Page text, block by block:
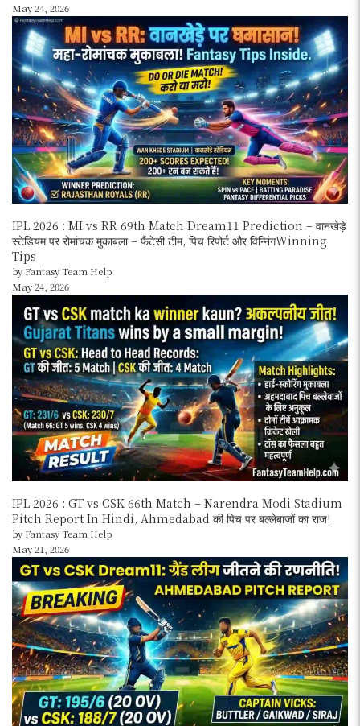
May 24, 2026
IPL 2026 : MI vs RR 69th Match Dream11 Prediction – वानखेड़े
स्टेडियम पर रोमांचक मुकाबला – फैंटेसी टीम, पिच रिपोर्ट और विन्निंगWinning
Tips
by Fantasy Team Help
May 24, 2026
IPL 2026 : GT vs CSK 66th Match – Narendra Modi Stadium
Pitch Report In Hindi, Ahmedabad की पिच पर बल्लेबाजों का राज!
by Fantasy Team Help
May 21, 2026